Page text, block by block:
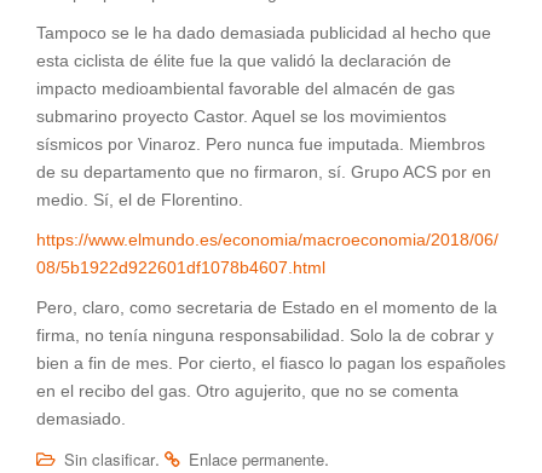
Tampoco se le ha dado demasiada publicidad al hecho que
esta ciclista de élite fue la que validó la declaración de
impacto medioambiental favorable del almacén de gas
submarino proyecto Castor. Aquel se los movimientos
sísmicos por Vinaroz. Pero nunca fue imputada. Miembros
de su departamento que no firmaron, sí. Grupo ACS por en
medio. Sí, el de Florentino.
https://www.elmundo.es/economia/macroeconomia/2018/06/
08/5b1922d922601df1078b4607.html
Pero, claro, como secretaria de Estado en el momento de la
firma, no tenía ninguna responsabilidad. Solo la de cobrar y
bien a fin de mes. Por cierto, el fiasco lo pagan los españoles
en el recibo del gas. Otro agujerito, que no se comenta
demasiado.
Sin clasificar. Enlace permanente.